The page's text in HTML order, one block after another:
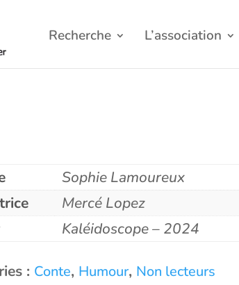
Recherche L’association
Sophie Lamoureux
Mercé Lopez
Kaléidoscope – 2024
: Conte, Humour, Non lecteurs